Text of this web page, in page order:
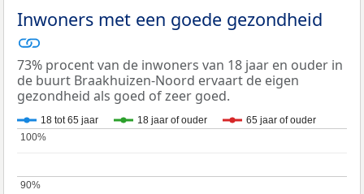
Inwoners met een goede gezondheid
73% procent van de inwoners van 18 jaar en ouder in
de buurt Braakhuizen-Noord ervaart de eigen
gezondheid als goed of zeer goed.
18 tot 65 jaar 18 jaar of ouder 65 jaar of ouder
90%
90%
100%
100%